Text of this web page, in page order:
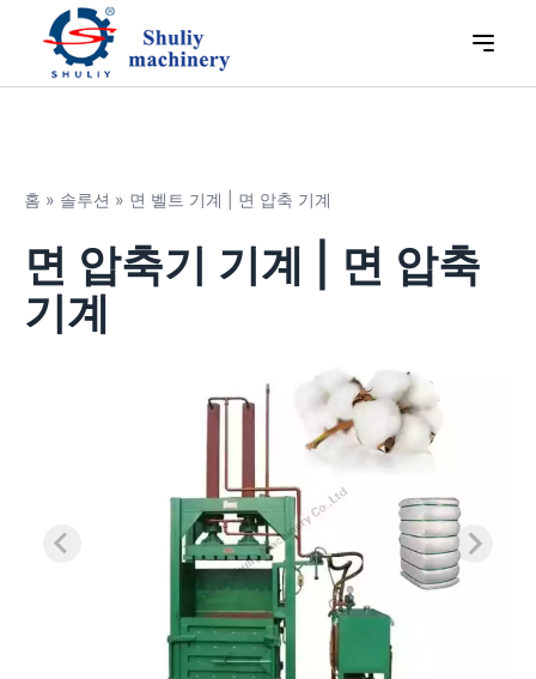
홈 » 솔루션 » 면 벨트 기계 | 면 압축 기계
면 압축기 기계 | 면 압축
기계